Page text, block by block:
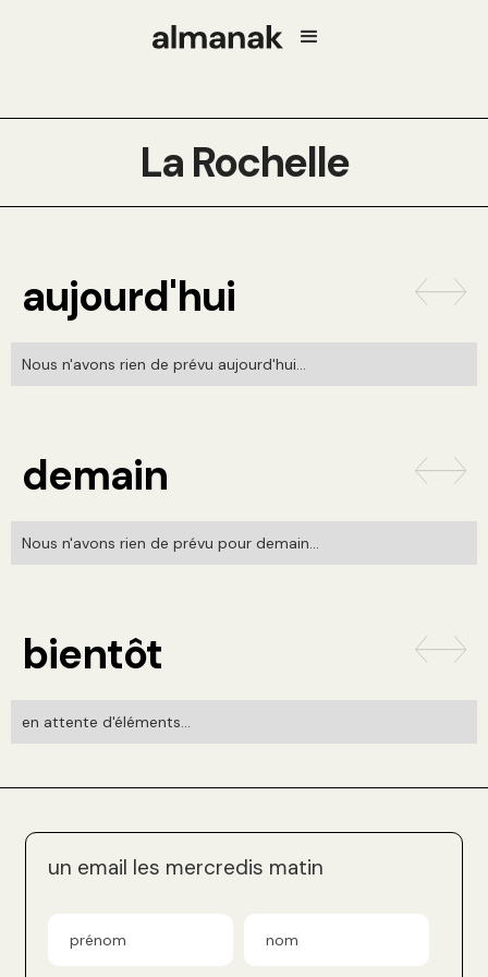
La Rochelle
aujourd'hui
Nous n'avons rien de prévu aujourd'hui...
demain
Nous n'avons rien de prévu pour demain...
bientôt
en attente d'éléments...
un email les mercredis matin